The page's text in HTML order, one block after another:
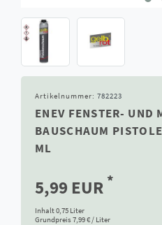
Artikelnummer: 782223
ENEV FENSTER- UND
BAUSCHAUM
ML
5,99 EUR *
Inhalt0,75 Liter
Grundpreis7,99 € / Liter